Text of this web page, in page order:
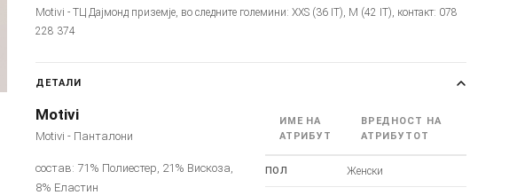
Motivi - ТЦ Дајмонд приземје, во следните големини: XXS (36 IT), M (42 IT), контакт: 078
228 374
ДЕТАЛИ
Motivi
Motivi - Панталони
состав: 71% Полиестер, 21% Вискоза,
8% Еластин
ИМЕ НА
АТРИБУТ
ВРЕДНОСТ НА
АТРИБУТОТ
ПОЛ Женски